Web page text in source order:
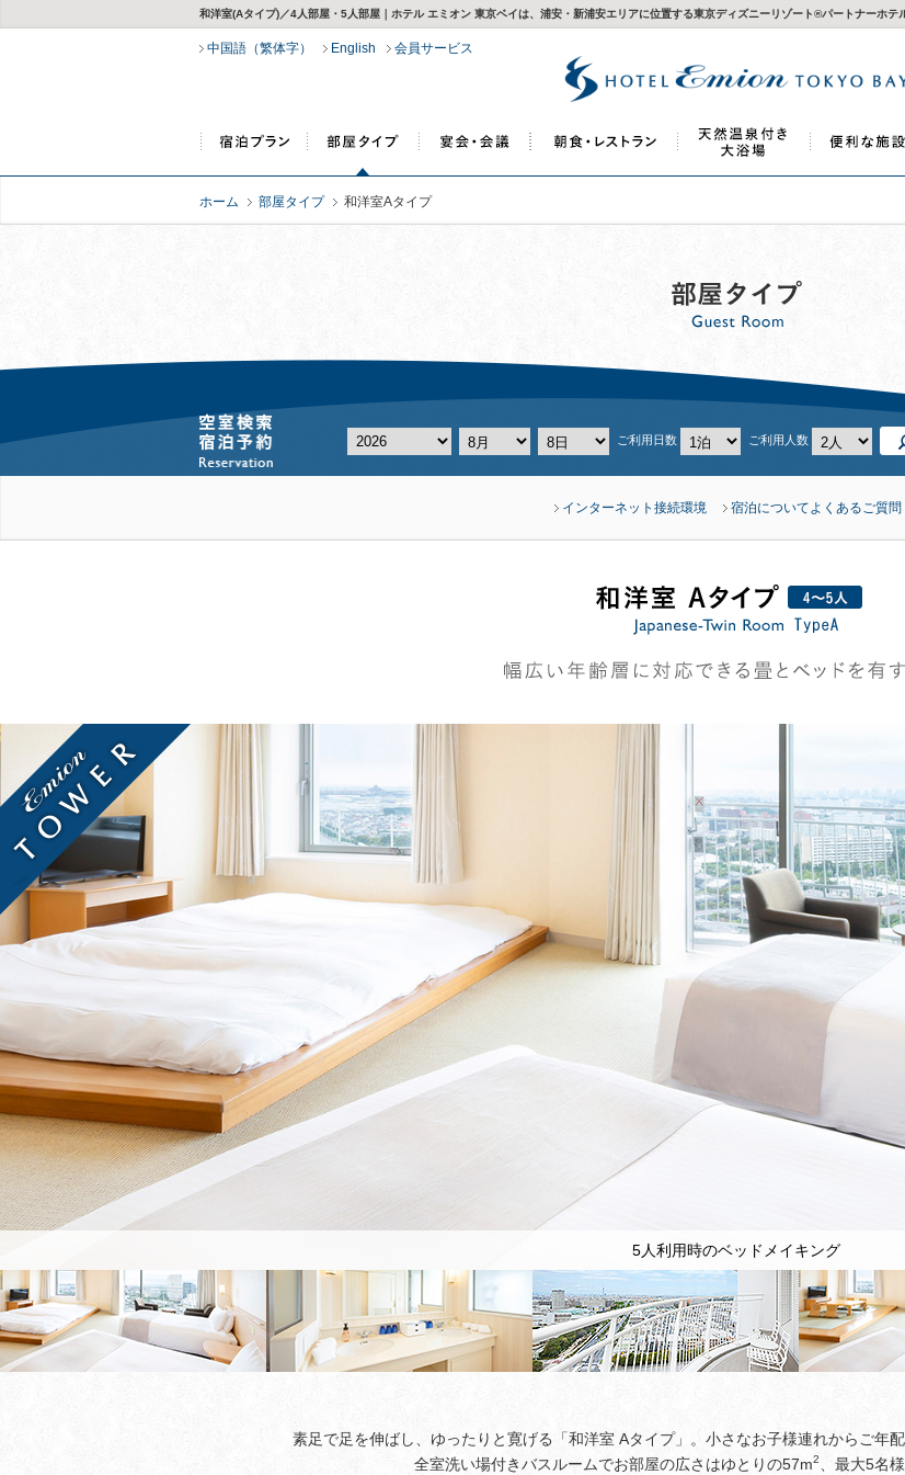
和洋室(Aタイプ)／4人部屋・5人部屋｜ホテル エミオン 東京ベイは、浦安・新浦安エリアに位置する東京ディズニーリゾート®パートナーホテ
中国語（繁体字） English 会員サービス
ホーム 部屋タイプ 和洋室Aタイプ
ご利用日数 ご利用人数
インターネット接続環境 宿泊についてよくあるご質問
5人利用時のベッドメイキング
素足で足を伸ばし、ゆったりと寛げる「和洋室 Aタイプ」。小さなお子様連れからご年
全室洗い場付きバスルームでお部屋の広さはゆとりの57m2
、最大5名